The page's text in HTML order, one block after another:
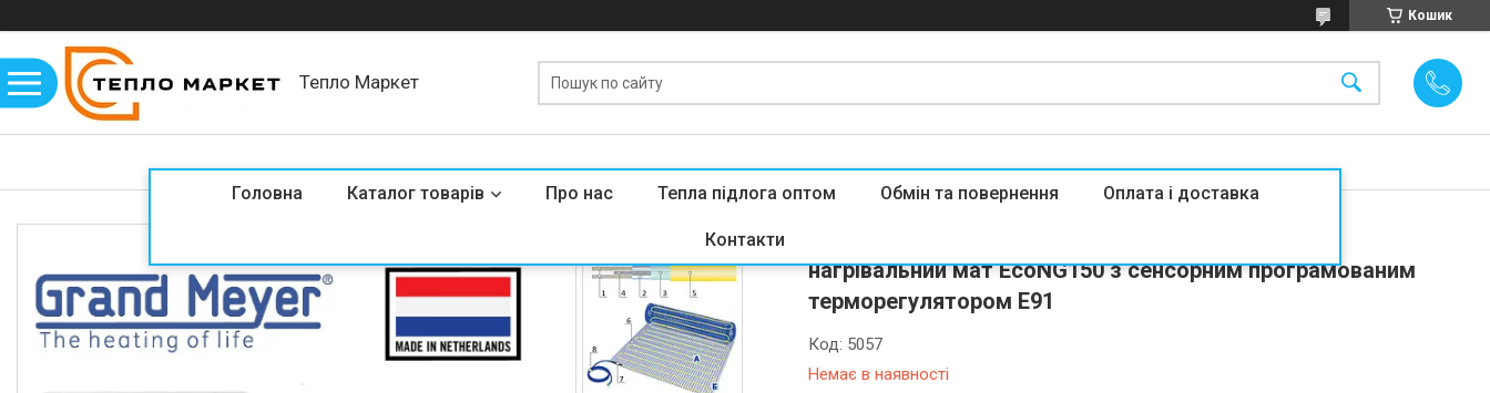
Кошик
Тепло Маркет
Головна Каталог товарів Про нас Тепла підлога оптом Обмін та повернення Оплата і доставка
Контакти
нагрівальний мат EcoNG150 з сенсорним програмованим
терморегулятором E91
Немає в наявності
Код: 5057